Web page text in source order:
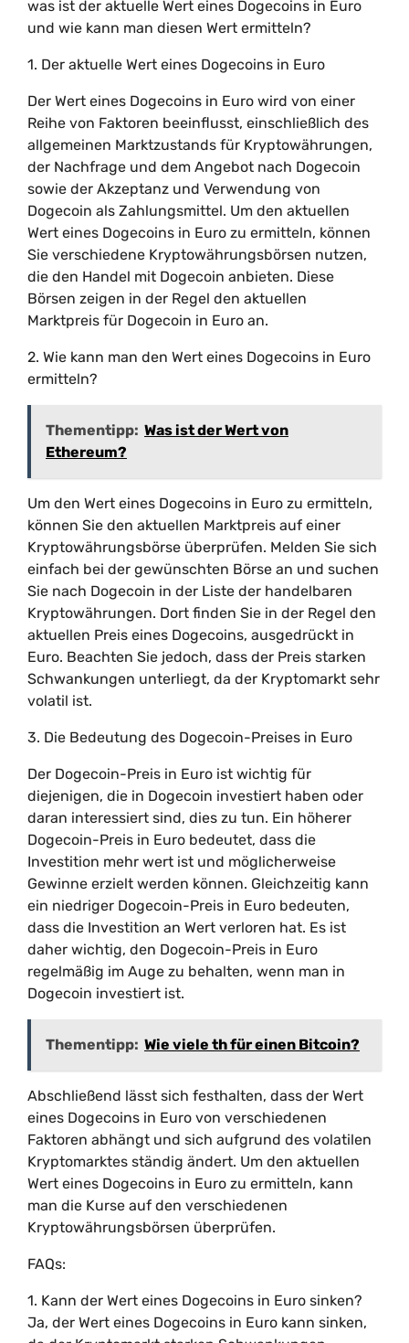
was ist der aktuelle Wert eines Dogecoins in Euro
und wie kann man diesen Wert ermitteln?
1. Der aktuelle Wert eines Dogecoins in Euro
Der Wert eines Dogecoins in Euro wird von einer
Reihe von Faktoren beeinflusst, einschließlich des
allgemeinen Marktzustands für Kryptowährungen,
der Nachfrage und dem Angebot nach Dogecoin
sowie der Akzeptanz und Verwendung von
Dogecoin als Zahlungsmittel. Um den aktuellen
Wert eines Dogecoins in Euro zu ermitteln, können
Sie verschiedene Kryptowährungsbörsen nutzen,
die den Handel mit Dogecoin anbieten. Diese
Börsen zeigen in der Regel den aktuellen
Marktpreis für Dogecoin in Euro an.
2. Wie kann man den Wert eines Dogecoins in Euro
ermitteln?
Thementipp: Was ist der Wert von
Ethereum?
Um den Wert eines Dogecoins in Euro zu ermitteln,
können Sie den aktuellen Marktpreis auf einer
Kryptowährungsbörse überprüfen. Melden Sie sich
einfach bei der gewünschten Börse an und suchen
Sie nach Dogecoin in der Liste der handelbaren
Kryptowährungen. Dort finden Sie in der Regel den
aktuellen Preis eines Dogecoins, ausgedrückt in
Euro. Beachten Sie jedoch, dass der Preis starken
Schwankungen unterliegt, da der Kryptomarkt sehr
volatil ist.
3. Die Bedeutung des Dogecoin-Preises in Euro
Der Dogecoin-Preis in Euro ist wichtig für
diejenigen, die in Dogecoin investiert haben oder
daran interessiert sind, dies zu tun. Ein höherer
Dogecoin-Preis in Euro bedeutet, dass die
Investition mehr wert ist und möglicherweise
Gewinne erzielt werden können. Gleichzeitig kann
ein niedriger Dogecoin-Preis in Euro bedeuten,
dass die Investition an Wert verloren hat. Es ist
daher wichtig, den Dogecoin-Preis in Euro
regelmäßig im Auge zu behalten, wenn man in
Dogecoin investiert ist.
Thementipp: Wie viele th für einen Bitcoin?
Abschließend lässt sich festhalten, dass der Wert
eines Dogecoins in Euro von verschiedenen
Faktoren abhängt und sich aufgrund des volatilen
Kryptomarktes ständig ändert. Um den aktuellen
Wert eines Dogecoins in Euro zu ermitteln, kann
man die Kurse auf den verschiedenen
Kryptowährungsbörsen überprüfen.
FAQs:
1. Kann der Wert eines Dogecoins in Euro sinken?
Ja, der Wert eines Dogecoins in Euro kann sinken,